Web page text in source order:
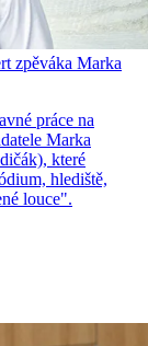
zpěváka Marka
práce na
Marka
které
hlediště,
louce".